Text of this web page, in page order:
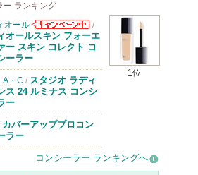
ー ランキング
1位
オール
ディオールから
のお知らせがあ
ります
/
オールスキン フォーエ
ー スキン コレクト コ
ーラー
A・C / スタジオ ラディ
ス 24 ルミナス コンシ
ー
カバーアッププロコン
ラー
コンシーラー ランキングへ